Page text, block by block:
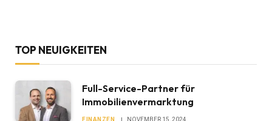
TOP NEUIGKEITEN
Full-Service-Partner für
Immobilienvermarktung
FINANZEN NOVEMBER 15, 2024